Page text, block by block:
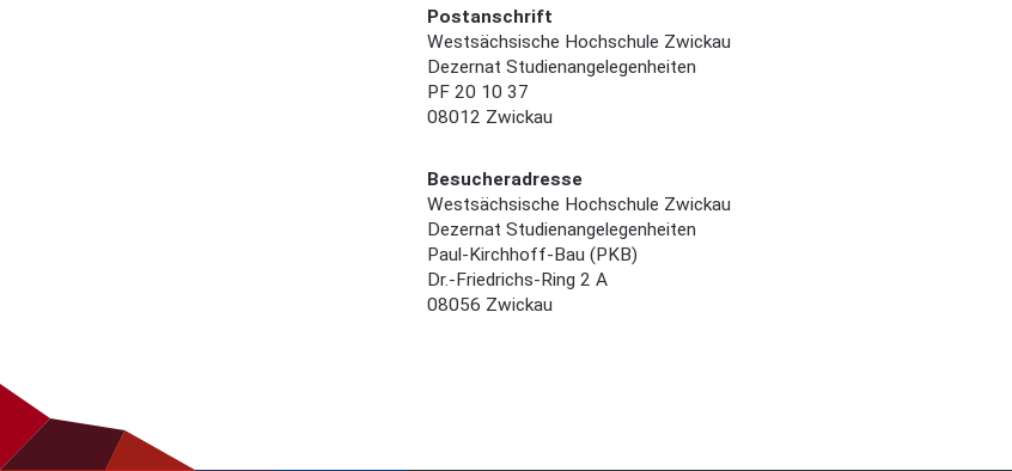
Postanschrift
Westsächsische Hochschule Zwickau
Dezernat Studienangelegenheiten
PF 20 10 37
08012 Zwickau
Besucheradresse
Westsächsische Hochschule Zwickau
Dezernat Studienangelegenheiten
Paul-Kirchhoff-Bau (PKB)
Dr.-Friedrichs-Ring 2 A
08056 Zwickau